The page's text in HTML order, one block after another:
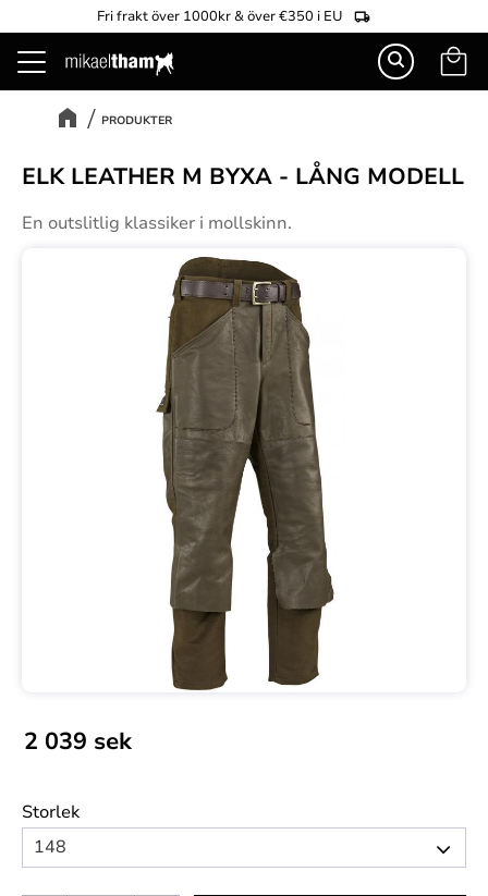
Meny
Fri frakt över 1000kr & över €350 i EU
PRODUKTER
ELK LEATHER M BYXA - LÅNG MODELL
En outslitlig klassiker i mollskinn.
2 039 sek
Storlek